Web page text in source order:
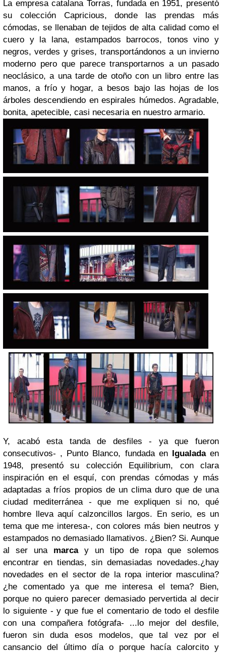
La empresa catalana Torras, fundada en 1951, presentó
su colección Capricious, donde las prendas más
cómodas, se llenaban de tejidos de alta calidad como el
cuero y la lana, estampados barrocos, tonos vino y
negros, verdes y grises, transportándonos a un invierno
moderno pero que parece transportarnos a un pasado
neoclásico, a una tarde de otoño con un libro entre las
manos, a frío y hogar, a besos bajo las hojas de los
árboles descendiendo en espirales húmedos. Agradable,
bonita, apetecible, casi necesaria en nuestro armario.
Y, acabó esta tanda de desfiles - ya que fueron
consecutivos- , Punto Blanco, fundada en
Igualadaen
1948, presentó su colección Equilibrium, con clara
inspiración en el esquí, con prendas cómodas y más
adaptadas a fríos propios de un clima duro que de una
ciudad mediterránea - que me expliquen si no, qué
hombre lleva aquí calzoncillos largos. En serio, es un
tema que me interesa-, con colores más bien neutros y
estampados no demasiado llamativos. ¿Bien? Si. Aunque
al ser una marcay un tipo de ropa que solemos
encontrar en tiendas, sin demasiadas novedades.¿hay
novedades en el sector de la ropa interior masculina?
¿he comentado ya que me interesa el tema? Bien,
porque no quiero parecer demasiado pervertida al decir
lo siguiente - y que fue el comentario de todo el desfile
con una compañera fotógrafa- ...lo mejor del desfile,
fueron sin duda esos modelos, que tal vez por el
cansancio del último día o porque hacía calorcito y